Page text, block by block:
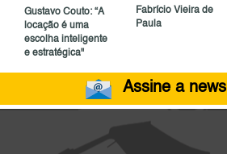
Gustavo Couto: “A
locação é uma
escolha inteligente
e estratégica"
Fabrício Vieira de
Paula
Assine a